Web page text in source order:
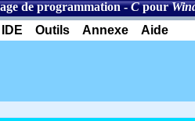
de programmation-Cpour
IDE Outils Annexe Aide